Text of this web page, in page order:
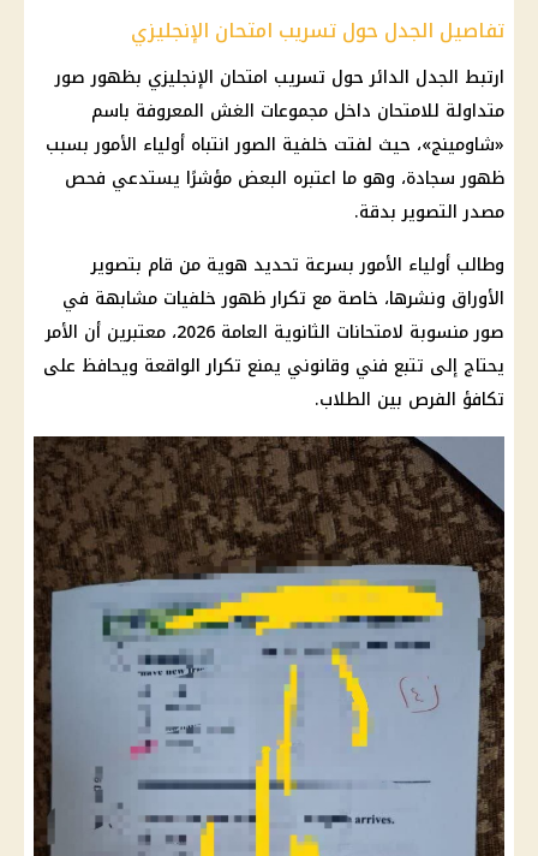
تفاصيل الجدل حول تسريب امتحان الإنجليزي
ارتبط الجدل الدائر حول تسريب امتحان الإنجليزي بظهور صور
متداولة للامتحان داخل مجموعات الغش المعروفة باسم
«شاومينج»، حيث لفتت خلفية الصور انتباه أولياء الأمور بسبب
ظهور سجادة، وهو ما اعتبره البعض مؤشرًا يستدعي فحص
مصدر التصوير بدقة.
وطالب أولياء الأمور بسرعة تحديد هوية من قام بتصوير
الأوراق ونشرها، خاصة مع تكرار ظهور خلفيات مشابهة في
صور منسوبة لامتحانات الثانوية العامة 2026، معتبرين أن الأمر
يحتاج إلى تتبع فني وقانوني يمنع تكرار الواقعة ويحافظ على
تكافؤ الفرص بين الطلاب.